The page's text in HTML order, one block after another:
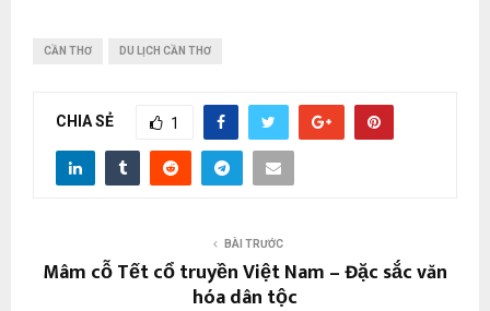
CẦN THƠ DU LỊCH CẦN THƠ
CHIA SẺ 1
BÀI TRƯỚC
Mâm cỗ Tết cổ truyền Việt Nam – Đặc sắc văn
hóa dân tộc